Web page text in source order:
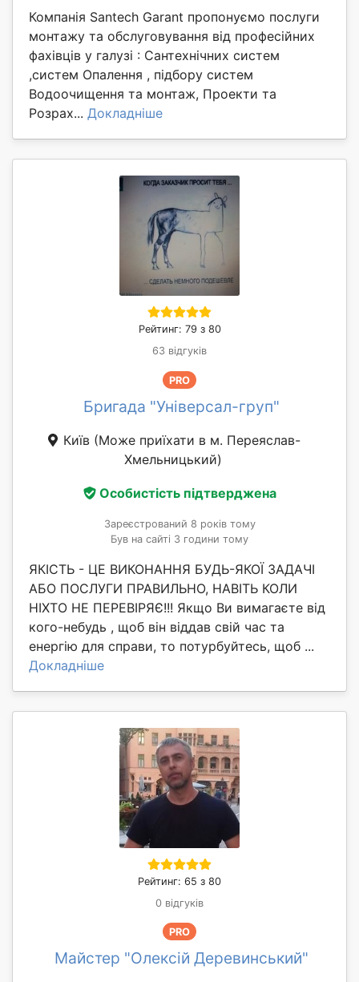
Компанія Santech Garant пропонуємо послуги
монтажу та обслуговування від професійних
фахівців у галузі : Сантехнічних систем
,систем Опалення , підбору систем
Водоочищення та монтаж, Проекти та
Розрах... Докладніше
Рейтинг: 79 з 80
63 відгуків
PRO
Бригада "Універсал-груп"
Київ (Може приїхати в м. Переяслав-
Хмельницький)
Особистість підтверджена
Зареєстрований 8 років тому
Був на сайті 3 години тому
ЯКІСТЬ - ЦЕ ВИКОНАННЯ БУДЬ-ЯКОЇ ЗАДАЧІ
АБО ПОСЛУГИ ПРАВИЛЬНО, НАВІТЬ КОЛИ
НІХТО НЕ ПЕРЕВІРЯЄ!!! Якщо Ви вимагаєте від
кого-небудь , щоб він віддав свій час та
енергію для справи, то потурбуйтесь, щоб ...
Докладніше
Рейтинг: 65 з 80
0 відгуків
PRO
Майстер "Олексій Деревинський"